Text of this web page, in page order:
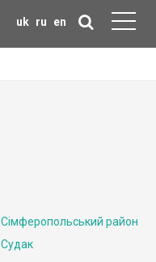
uk ru en
Сімферопольський район
Судак